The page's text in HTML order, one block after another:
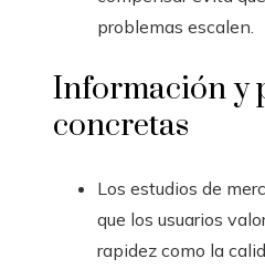
problemas escalen.
Información y
concretas
Los estudios de
que los usuarios
rapidez como la